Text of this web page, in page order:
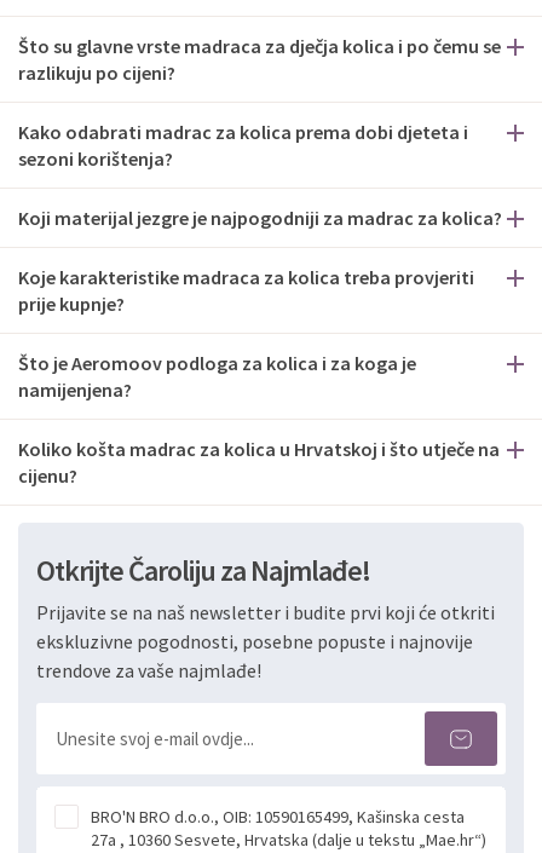
Što su glavne vrste madraca za dječja kolica i po čemu se
razlikuju po cijeni?
Kako odabrati madrac za kolica prema dobi djeteta i
sezoni korištenja?
Koji materijal jezgre je najpogodniji za madrac za kolica?
Koje karakteristike madraca za kolica treba provjeriti
prije kupnje?
Što je Aeromoov podloga za kolica i za koga je
namijenjena?
Koliko košta madrac za kolica u Hrvatskoj i što utječe na
cijenu?
Otkrijte Čaroliju za Najmlađe!
Prijavite se na naš newsletter i budite prvi koji će otkriti
ekskluzivne pogodnosti, posebne popuste i najnovije
trendove za vaše najmlađe!
BRO'N BRO d.o.o., OIB: 10590165499, Kašinska cesta
27a , 10360 Sesvete, Hrvatska (dalje u tekstu „Mae.hr“)